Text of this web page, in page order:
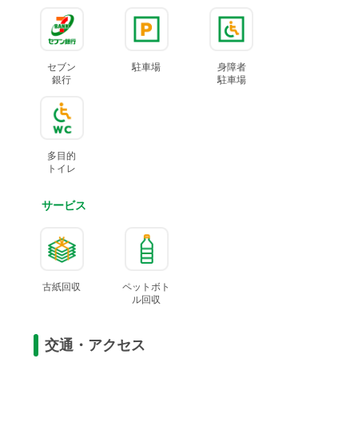
セブン
銀行
駐車場
身障者
駐車場
多目的
トイレ
サービス
古紙回収
ペットボト
ル回収
交通・アクセス